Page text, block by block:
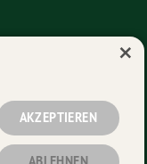
AKZEPTIEREN
×